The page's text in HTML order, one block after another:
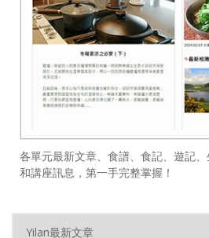
各單元最新文章、食譜、食記、遊記
和講座訊息，第一手完整掌握！